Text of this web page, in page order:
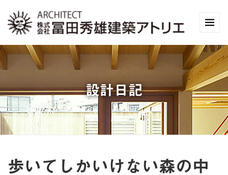
設計日記
歩いてしかいけない森の中